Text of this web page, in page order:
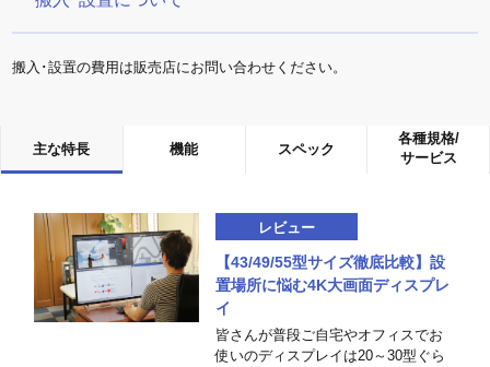
搬入･設置の費用は販売店にお問い合わせください。
主な特長 機能 スペック
各種規格/
サービス
レビュー
【43/49/55型サイズ徹底比較】設
置場所に悩む4K大画面ディスプレ
イ
皆さんが普段ご自宅やオフィスでお
使いのディスプレイは20～30型ぐら